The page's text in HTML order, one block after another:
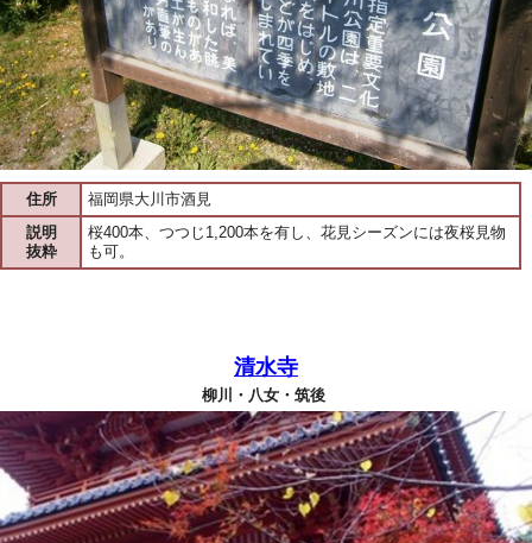
住所
福岡県大川市酒見
説明
抜粋
桜400本、つつじ1,200本を有し、花見シーズンには夜桜見物
も可。
清水寺
柳川・八女・筑後